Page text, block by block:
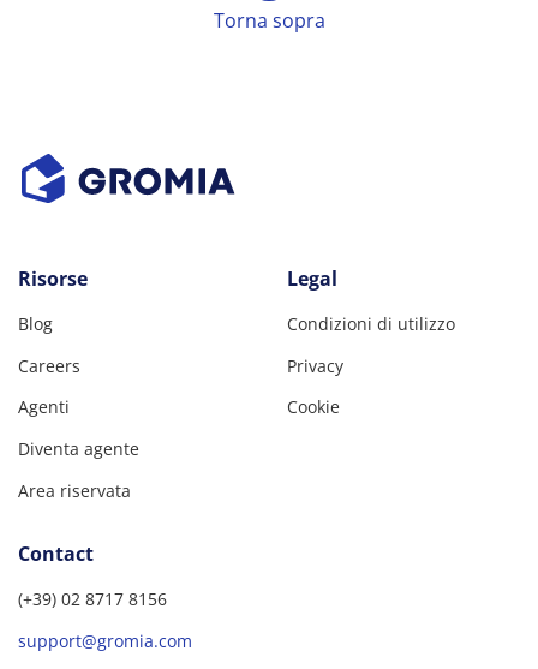
Torna sopra
Risorse
Blog
Careers
Agenti
Diventa agente
Area riservata
Legal
Condizioni di utilizzo
Privacy
Cookie
Contact
(+39) 02 8717 8156
support@gromia.com